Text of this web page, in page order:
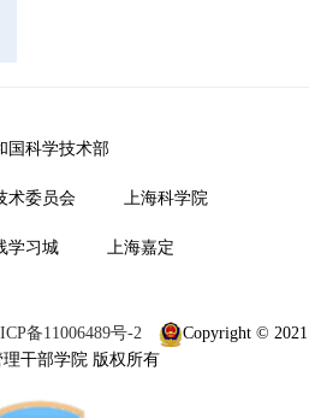
国科学技术部
术委员会 上海科学院
学习城 上海嘉定
备11006489号-2
Copyright © 2021
干部学院 版权所有